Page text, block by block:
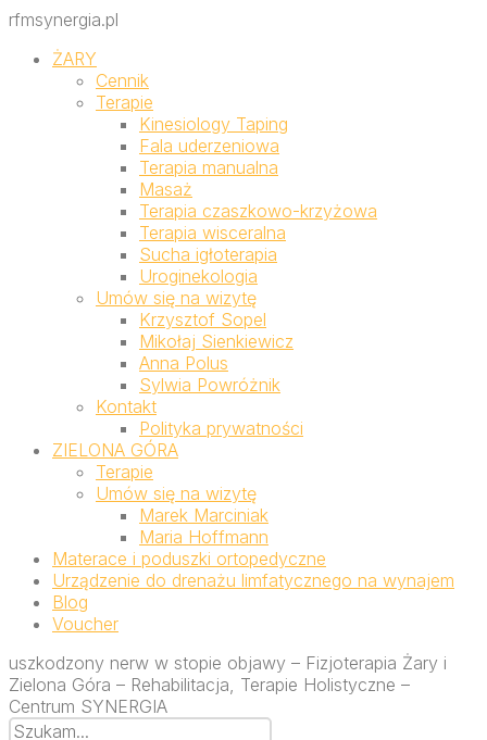
rfmsynergia.pl
ŻARY
Cennik
Terapie
Kinesiology Taping
Fala uderzeniowa
Terapia manualna
Masaż
Terapia czaszkowo-krzyżowa
Terapia wisceralna
Sucha igłoterapia
Uroginekologia
Umów się na wizytę
Krzysztof Sopel
Mikołaj Sienkiewicz
Anna Polus
Sylwia Powróżnik
Kontakt
Polityka prywatności
ZIELONA GÓRA
Terapie
Umów się na wizytę
Marek Marciniak
Maria Hoffmann
Materace i poduszki ortopedyczne
Urządzenie do drenażu limfatycznego na wynajem
Blog
Voucher
uszkodzony nerw w stopie objawy – Fizjoterapia Żary i
Zielona Góra – Rehabilitacja, Terapie Holistyczne –
Centrum SYNERGIA